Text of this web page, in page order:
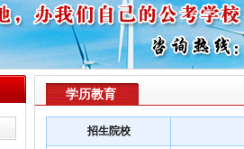
学历教育
招生院校